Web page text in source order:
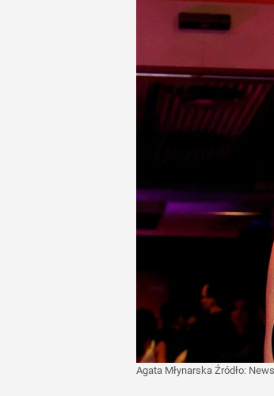
Agata Młynarska Źródło: